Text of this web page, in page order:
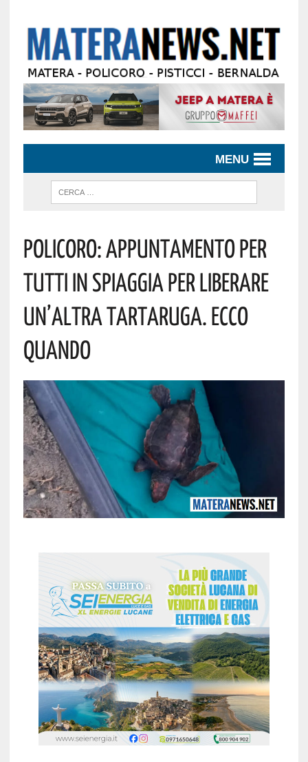
MENU
Policoro: Appuntamento Per
Tutti In Spiaggia Per Liberare
Un’altra Tartaruga. Ecco
Quando